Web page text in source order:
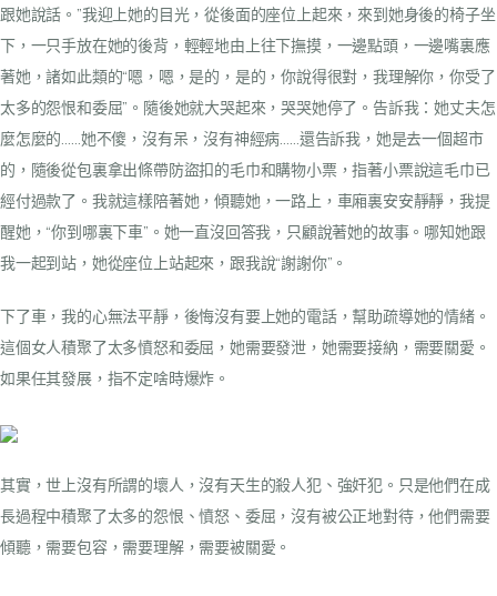
跟她說話。”我迎上她的目光，從後面的座位上起來，來到她身後的椅子坐
下，一只手放在她的後背，輕輕地由上往下撫摸，一邊點頭，一邊嘴裏應
著她，諸如此類的“嗯，嗯，是的，是的，你說得很對，我理解你，你受了
太多的怨恨和委屈”。隨後她就大哭起來，哭哭她停了。告訴我：她丈夫怎
麼怎麼的……她不傻，沒有呆，沒有神經病……還告訴我，她是去一個超市
的，隨後從包裏拿出條帶防盜扣的毛巾和購物小票，指著小票說這毛巾已
經付過款了。我就這樣陪著她，傾聽她，一路上，車廂裏安安靜靜，我提
醒她，“你到哪裏下車”。她一直沒回答我，只顧說著她的故事。哪知她跟
我一起到站，她從座位上站起來，跟我說“謝謝你”。
下了車，我的心無法平靜，後悔沒有要上她的電話，幫助疏導她的情緒。
這個女人積聚了太多憤怒和委屈，她需要發泄，她需要接納，需要關愛。
如果任其發展，指不定啥時爆炸。
其實，世上沒有所謂的壞人，沒有天生的殺人犯、強奸犯。只是他們在成
長過程中積聚了太多的怨恨、憤怒、委屈，沒有被公正地對待，他們需要
傾聽，需要包容，需要理解，需要被關愛。